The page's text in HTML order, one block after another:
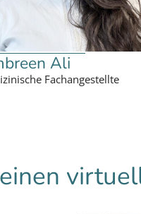
Ali
Fachangestellte